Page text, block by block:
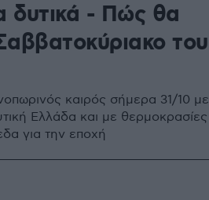
δυτικά - Πώς θα
του
καιρός σήμερα 31/10 με
Ελλάδα και με θερμοκρασίες
για την εποχή